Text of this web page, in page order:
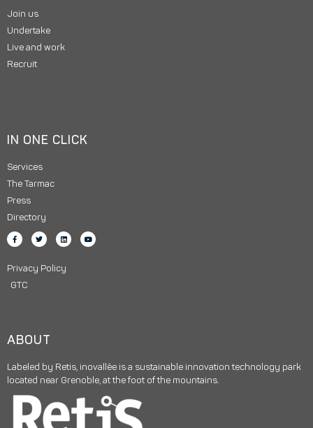
Join us
Undertake
Live and work
Recruit
IN ONE CLICK
Services
The Tarmac
Press
Directory
Privacy Policy
GTC
ABOUT
Labeled by Retis, inovallée is a sustainable innovation technology park
located near Grenoble, at the foot of the mountains.